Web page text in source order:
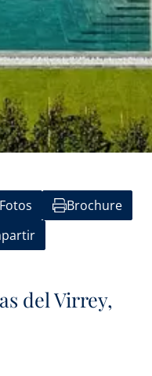
Brochure
del Virrey,